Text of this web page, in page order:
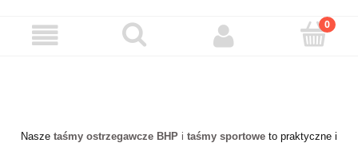
Nasze taśmy ostrzegawcze BHP i taśmy sportowe to praktyczne i